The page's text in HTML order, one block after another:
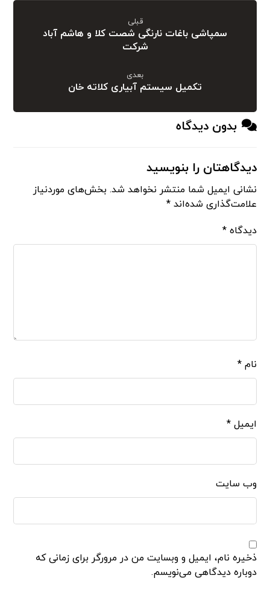
قبلی
سمپاشی باغات نارنگی شصت کلا و هاشم آباد
شرکت
بعدی
تکمیل سیستم آبیاری کلاته خان
بدون دیدگاه
دیدگاهتان را بنویسید
نشانی ایمیل شما منتشر نخواهد شد. بخش‌های موردنیاز
علامت‌گذاری شده‌اند*
دیدگاه*
نام*
ایمیل*
وب‌ سایت
ذخیره نام، ایمیل و وبسایت من در مرورگر برای زمانی که
دوباره دیدگاهی می‌نویسم.